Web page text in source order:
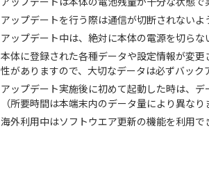
アップデートを行う際は通信が切断されない
アップデート中は、絶対に本体の電源を切らな
本体に登録された各種データや設定情報が変
性がありますので、大切なデータは必ずバック
アップデート実施後に初めて起動した時は、
（所要時間は本端末内のデータ量により異な
海外利用中はソフトウエア更新の機能を利用で